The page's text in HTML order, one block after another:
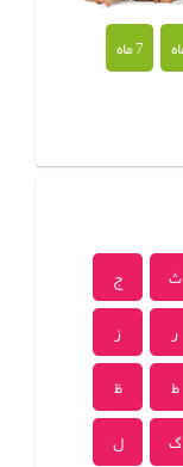
7 ماه
ث
ج
ر
ز
ط
ظ
گ
ل